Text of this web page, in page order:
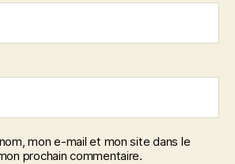
mon e-mail et mon site dans le
prochain commentaire.